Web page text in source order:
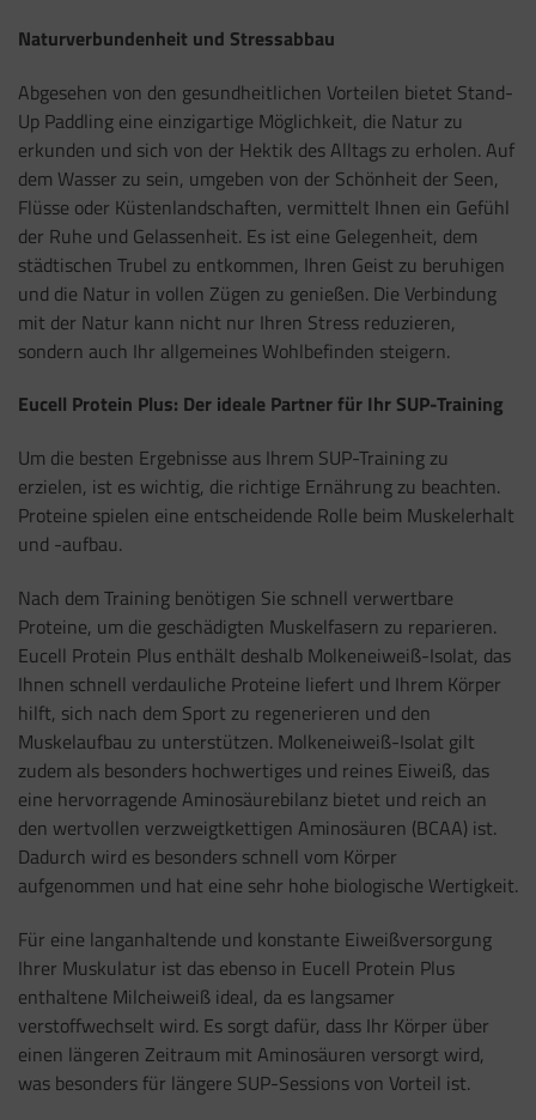
Naturverbundenheit und Stressabbau
Abgesehen von den gesundheitlichen Vorteilen bietet Stand-
Up Paddling eine einzigartige Möglichkeit, die Natur zu
erkunden und sich von der Hektik des Alltags zu erholen. Auf
dem Wasser zu sein, umgeben von der Schönheit der Seen,
Flüsse oder Küstenlandschaften, vermittelt Ihnen ein Gefühl
der Ruhe und Gelassenheit. Es ist eine Gelegenheit, dem
städtischen Trubel zu entkommen, Ihren Geist zu beruhigen
und die Natur in vollen Zügen zu genießen. Die Verbindung
mit der Natur kann nicht nur Ihren Stress reduzieren,
sondern auch Ihr allgemeines Wohlbefinden steigern.
Eucell Protein Plus: Der ideale Partner für Ihr SUP-Training
Um die besten Ergebnisse aus Ihrem SUP-Training zu
erzielen, ist es wichtig, die richtige Ernährung zu beachten.
Proteine spielen eine entscheidende Rolle beim Muskelerhalt
und -aufbau.
Nach dem Training benötigen Sie schnell verwertbare
Proteine, um die geschädigten Muskelfasern zu reparieren.
Eucell Protein Plus enthält deshalb Molkeneiweiß-Isolat, das
Ihnen schnell verdauliche Proteine liefert und Ihrem Körper
hilft, sich nach dem Sport zu regenerieren und den
Muskelaufbau zu unterstützen. Molkeneiweiß-Isolat gilt
zudem als besonders hochwertiges und reines Eiweiß, das
eine hervorragende Aminosäurebilanz bietet und reich an
den wertvollen verzweigtkettigen Aminosäuren (BCAA) ist.
Dadurch wird es besonders schnell vom Körper
aufgenommen und hat eine sehr hohe biologische Wertigkeit.
Für eine langanhaltende und konstante Eiweißversorgung
Ihrer Muskulatur ist das ebenso in Eucell Protein Plus
enthaltene Milcheiweiß ideal, da es langsamer
verstoffwechselt wird. Es sorgt dafür, dass Ihr Körper über
einen längeren Zeitraum mit Aminosäuren versorgt wird,
was besonders für längere SUP-Sessions von Vorteil ist.